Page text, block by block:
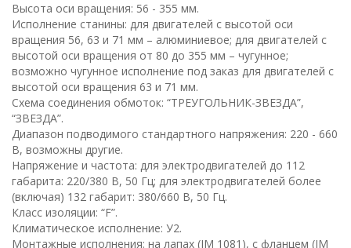
Высота оси вращения: 56 - 355 мм.
Исполнение станины: для двигателей с высотой оси
вращения 56, 63 и 71 мм – алюминиевое; для двигателей с
высотой оси вращения от 80 до 355 мм – чугунное;
возможно чугунное исполнение под заказ для двигателей с
высотой оси вращения 63 и 71 мм.
Схема соединения обмоток: “ТРЕУГОЛЬНИК-ЗВЕЗДА”,
“ЗВЕЗДА”.
Диапазон подводимого стандартного напряжения: 220 - 660
В, возможны другие.
Напряжение и частота: для электродвигателей до 112
габарита: 220/380 В, 50 Гц; для электродвигателей более
(включая) 132 габарит: 380/660 В, 50 Гц.
Класс изоляции: “F”.
Климатическое исполнение: У2.
Монтажные исполнения: на лапах (IM 1081), с фланцем (IM